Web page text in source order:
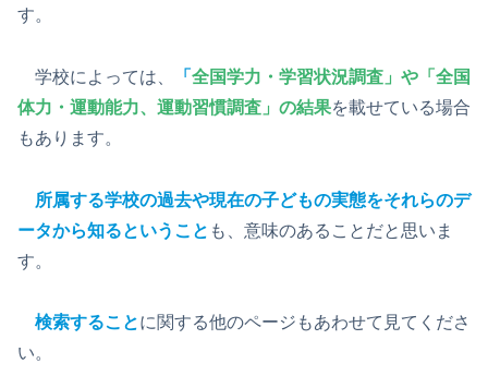
す。
学校によっては、 「 全国学力・学習状況調査」や「全国
体力・運動能力、運動習慣調査」の結果を載せている場合
もあります。
所属する学校の過去や現在の子どもの実態をそれらのデ
ータから知るということ も、意味のあることだと思いま
す。
検索することに関する他のページもあわせて見てくださ
い。